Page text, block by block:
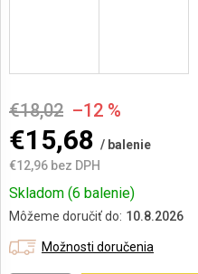
€18,02 –12 %
€15,68 / balenie
€12,96 bez DPH
Jednotková
cena:
Skladom (6 balenie)
Môžeme doručiť do: 10.8.2026
Možnosti doručenia